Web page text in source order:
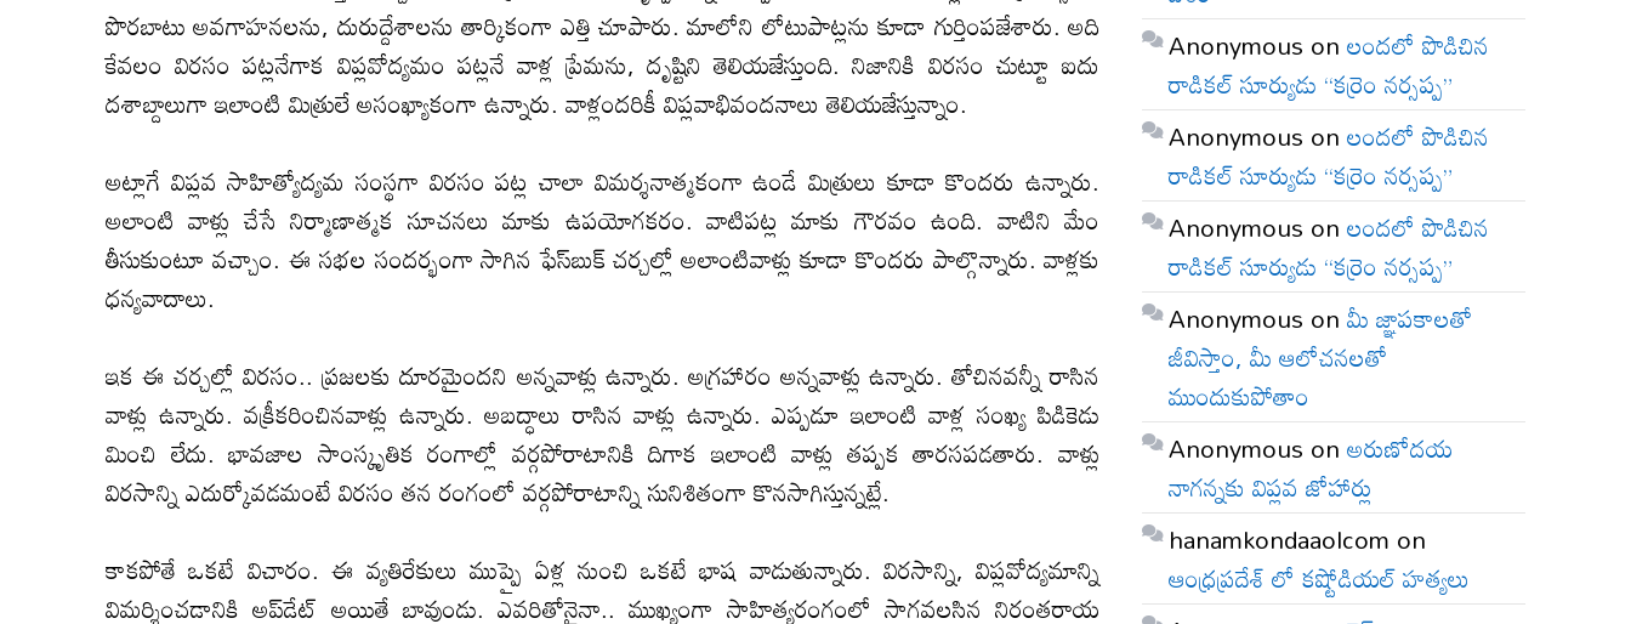
పొర‌బాటు అవ‌గాహ‌న‌ల‌ను, దురుద్దేశాల‌ను తార్కికంగా ఎత్తి చూపారు. మాలోని లోటుపాట్లను కూడా గుర్తింపజేశారు. అది
కేవ‌లం విర‌సం ప‌ట్ల‌నేగాక విప్ల‌వోద్య‌మం ప‌ట్ల‌నే వాళ్ల ప్రేమ‌ను, దృష్టిని తెలియ‌జేస్తుంది. నిజానికి విర‌సం చుట్టూ ఐదు
ద‌శాబ్దాలుగా ఇలాంటి మిత్రులే అసంఖ్యాకంగా ఉన్నారు. వాళ్లంద‌రికీ విప్ల‌వాభివంద‌నాలు తెలియ‌జేస్తున్నాం.
అట్లాగే విప్ల‌వ సాహిత్యోద్య‌మ సంస్థ‌గా విర‌సం ప‌ట్ల చాలా విమ‌ర్శ‌నాత్మ‌కంగా ఉండే మిత్రులు కూడా కొంద‌రు ఉన్నారు.
అలాంటి వాళ్లు చేసే నిర్మాణాత్మ‌క సూచ‌న‌లు మాకు ఉప‌యోగ‌క‌రం. వాటిప‌ట్ల మాకు గౌర‌వం ఉంది. వాటిని మేం
తీసుకుంటూ వ‌చ్చాం. ఈ స‌భ‌ల సంద‌ర్భంగా సాగిన‌ ఫేస్‌బుక్ చ‌ర్చ‌ల్లో అలాంటివాళ్లు కూడా కొంద‌రు పాల్గొన్నారు. వాళ్ల‌కు
ధ‌న్య‌వాదాలు.
ఇక ఈ చ‌ర్చ‌ల్లో విర‌సం.. ప్ర‌జ‌ల‌కు దూర‌మైంద‌ని అన్న‌వాళ్లు ఉన్నారు. అగ్ర‌హారం అన్న‌వాళ్లు ఉన్నారు. తోచిన‌వ‌న్నీ రాసిన
వాళ్లు ఉన్నారు. వ‌క్రీక‌రించిన‌వాళ్లు ఉన్నారు. అబ‌ద్ధాలు రాసిన వాళ్లు ఉన్నారు. ఎప్ప‌డూ ఇలాంటి వాళ్ల సంఖ్య పిడికెడు
మించి లేదు. భావ‌జాల సాంస్కృతిక రంగాల్లో వ‌ర్గ‌పోరాటానికి దిగాక ఇలాంటి వాళ్లు త‌ప్ప‌క తార‌స‌ప‌డ‌తారు. వాళ్లు
విర‌సాన్ని ఎదుర్కోవ‌డ‌మంటే విర‌సం త‌న రంగంలో వ‌ర్గ‌పోరాటాన్ని సునిశితంగా కొన‌సాగిస్తున్న‌ట్లే.
కాక‌పోతే ఒక‌టే విచారం. ఈ వ్య‌తిరేకులు ముప్పై ఏళ్ల నుంచి ఒక‌టే భాష వాడుతున్నారు. విర‌సాన్ని, విప్ల‌వోద్య‌మాన్ని
విమర్శించడానికి అప్‌డేట్ అయితే బావుండు. ఎవ‌రితోనైనా.. ముఖ్యంగా సాహిత్య‌రంగంలో సాగ‌వ‌ల‌సిన నిరంత‌రాయ
Anonymous onలందలో పొడిచిన
రాడికల్ సూర్యుడు “కర్రెం నర్సప్ప”
Anonymous onలందలో పొడిచిన
రాడికల్ సూర్యుడు “కర్రెం నర్సప్ప”
Anonymous onలందలో పొడిచిన
రాడికల్ సూర్యుడు “కర్రెం నర్సప్ప”
Anonymous onమీ జ్ఞాపకాలతో
జీవిస్తాం, మీ ఆలోచనలతో
ముందుకుపోతాం
Anonymous onఅరుణోదయ
నాగన్నకు విప్లవ జోహార్లు
hanamkondaaolcom on
ఆంధ్రప్రదేశ్ లో కష్టోడియల్ హత్యలు